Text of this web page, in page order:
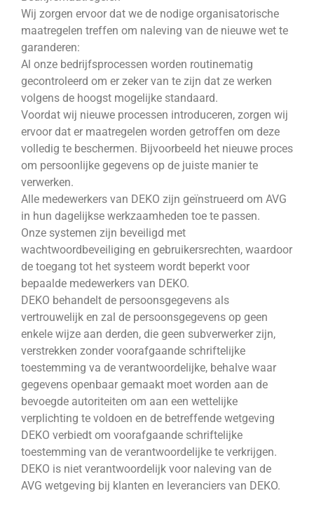
Wij zorgen ervoor dat we de nodige organisatorische
maatregelen treffen om naleving van de nieuwe wet te
garanderen:
Al onze bedrijfsprocessen worden routinematig
gecontroleerd om er zeker van te zijn dat ze werken
volgens de hoogst mogelijke standaard.
Voordat wij nieuwe processen introduceren, zorgen wij
ervoor dat er maatregelen worden getroffen om deze
volledig te beschermen. Bijvoorbeeld het nieuwe proces
om persoonlijke gegevens op de juiste manier te
verwerken.
Alle medewerkers van DEKO zijn geïnstrueerd om AVG
in hun dagelijkse werkzaamheden toe te passen.
Onze systemen zijn beveiligd met
wachtwoordbeveiliging en gebruikersrechten, waardoor
de toegang tot het systeem wordt beperkt voor
bepaalde medewerkers van DEKO.
DEKO behandelt de persoonsgegevens als
vertrouwelijk en zal de persoonsgegevens op geen
enkele wijze aan derden, die geen subverwerker zijn,
verstrekken zonder voorafgaande schriftelijke
toestemming va de verantwoordelijke, behalve waar
gegevens openbaar gemaakt moet worden aan de
bevoegde autoriteiten om aan een wettelijke
verplichting te voldoen en de betreffende wetgeving
DEKO verbiedt om voorafgaande schriftelijke
toestemming van de verantwoordelijke te verkrijgen.
DEKO is niet verantwoordelijk voor naleving van de
AVG wetgeving bij klanten en leveranciers van DEKO.